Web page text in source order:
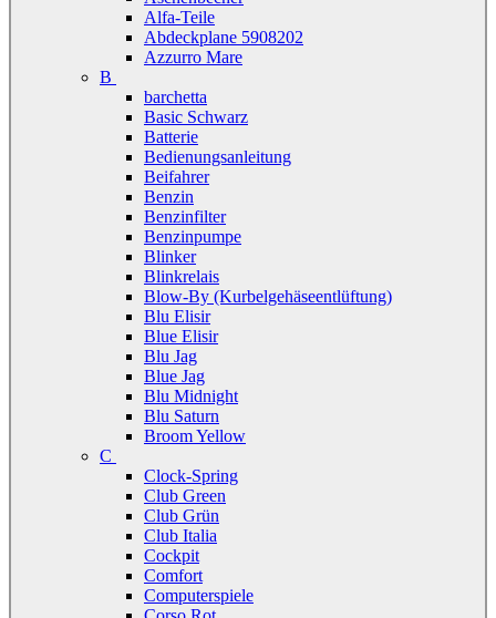
Alfa-Teile
Abdeckplane 5908202
Azzurro Mare
B
barchetta
Basic Schwarz
Batterie
Bedienungsanleitung
Beifahrer
Benzin
Benzinfilter
Benzinpumpe
Blinker
Blinkrelais
Blow-By (Kurbelgehäseentlüftung)
Blu Elisir
Blue Elisir
Blu Jag
Blue Jag
Blu Midnight
Blu Saturn
Broom Yellow
C
Clock-Spring
Club Green
Club Grün
Club Italia
Cockpit
Comfort
Computerspiele